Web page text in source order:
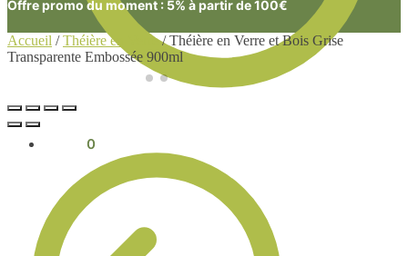
0
Offre promo du moment : 5% à partir de 100€
Accueil /Théière en Verre/Théière en Verre et Bois Grise
Transparente Embossée 900ml